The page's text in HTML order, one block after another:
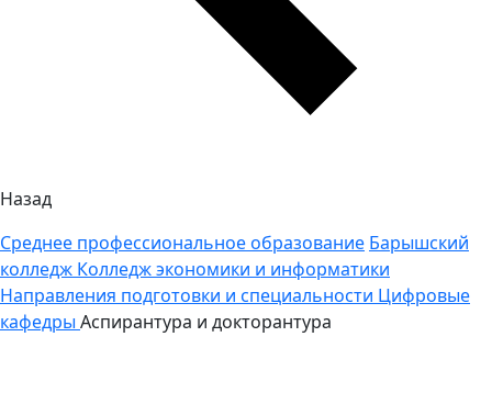
Назад
Среднее профессиональное образование Барышский
колледж Колледж экономики и информатики
Направления подготовки и специальности Цифровые
кафедры Аспирантура и докторантура